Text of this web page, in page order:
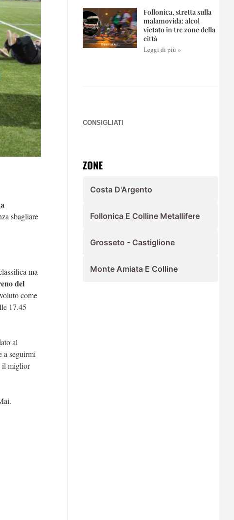
sbagliare
ma
del
come
17.45
al
a seguirmi
il miglior
Follonica, stretta sulla
malamovida: alcol
vietato in tre zone della
città
Leggi di più »
CONSIGLIATI
ZONE
Costa D'Argento
Follonica E Colline Metallifere
Grosseto - Castiglione
Monte Amiata E Colline